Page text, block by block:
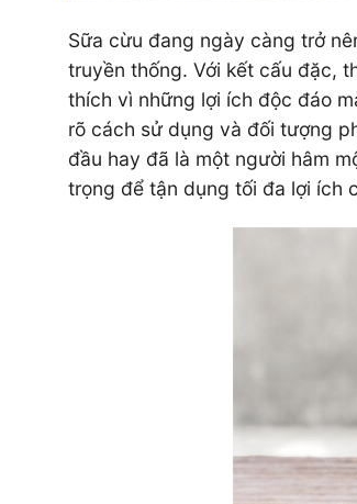
Sữa cừu đang ngày càng trở
truyền thống. Với kết cấu đặc,
thích vì những lợi ích độc đáo
rõ cách sử dụng và đối tượng
đầu hay đã là một người hâm
trọng để tận dụng tối đa lợi ích